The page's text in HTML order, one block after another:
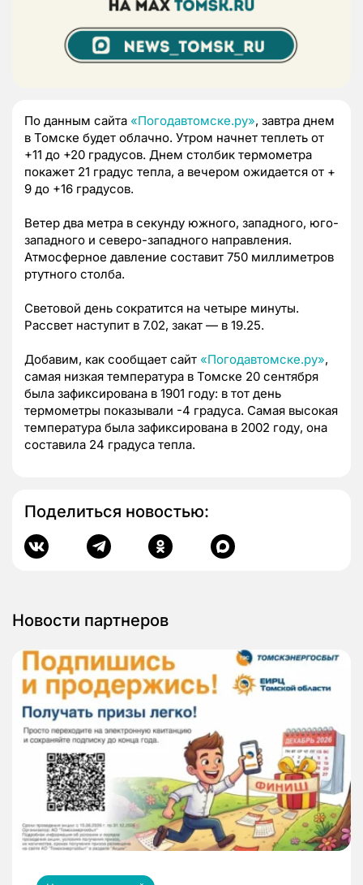
По данным сайта «Погодавтомске.ру», завтра днем
в Томске будет облачно. Утром начнет теплеть от
+11 до +20 градусов. Днем столбик термометра
покажет 21 градус тепла, а вечером ожидается от +
9 до +16 градусов.
Ветер два метра в секунду южного, западного, юго-
западного и северо-западного направления.
Атмосферное давление составит 750 миллиметров
ртутного столба.
Световой день сократится на четыре минуты.
Рассвет наступит в 7.02, закат — в 19.25.
Добавим, как сообщает сайт «Погодавтомске.ру»,
самая низкая температура в Томске 20 сентября
была зафиксирована в 1901 году: в тот день
термометры показывали -4 градуса. Самая высокая
температура была зафиксирована в 2002 году, она
составила 24 градуса тепла.
Поделиться новостью:
Новости партнеров